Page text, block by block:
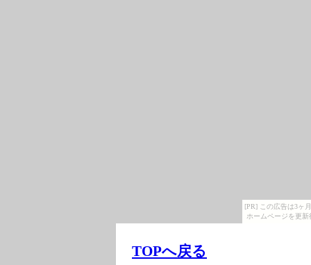
[PR] この広告は3ヶ
ホームページを更
TOPへ戻る